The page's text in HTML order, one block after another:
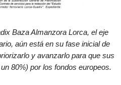
Baza Almanzora Lorca, el eje
aún está en su fase inicial de
y avanzarlo para que sus
80%) por los fondos europeos.